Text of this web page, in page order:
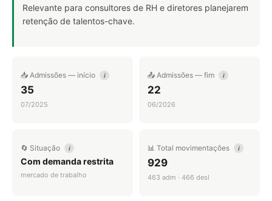
Relevante para consultores de RH e diretores planejarem
retenção de talentos-chave.
📥 Admissões — início i
35
07/2025
📤 Admissões — fim i
22
06/2026
🔄 Situação i
Com demanda restrita
mercado de trabalho
📊 Total movimentações i
929
463 adm · 466 desl